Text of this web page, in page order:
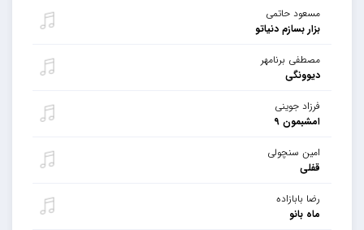
مسعود حاتمی
بزار بسازم دنیاتو
مصطفی برنامهر
دیوونگی
فرزاد جوینی
امشبمون ۹
امین سنچولی
قفلی
رضا بابازاده
ماه بانو